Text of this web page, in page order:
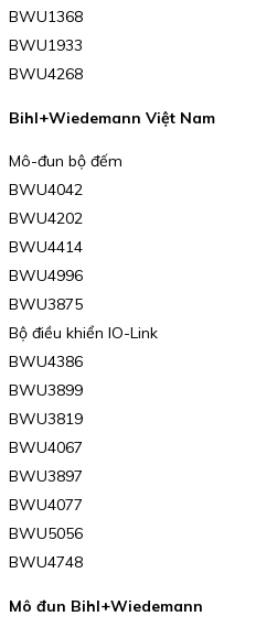
BWU1368
BWU1933
BWU4268
Bihl+Wiedemann Việt Nam
Mô-đun bộ đếm
BWU4042
BWU4202
BWU4414
BWU4996
BWU3875
Bộ điều khiển IO-Link
BWU4386
BWU3899
BWU3819
BWU4067
BWU3897
BWU4077
BWU5056
BWU4748
Mô đun Bihl+Wiedemann